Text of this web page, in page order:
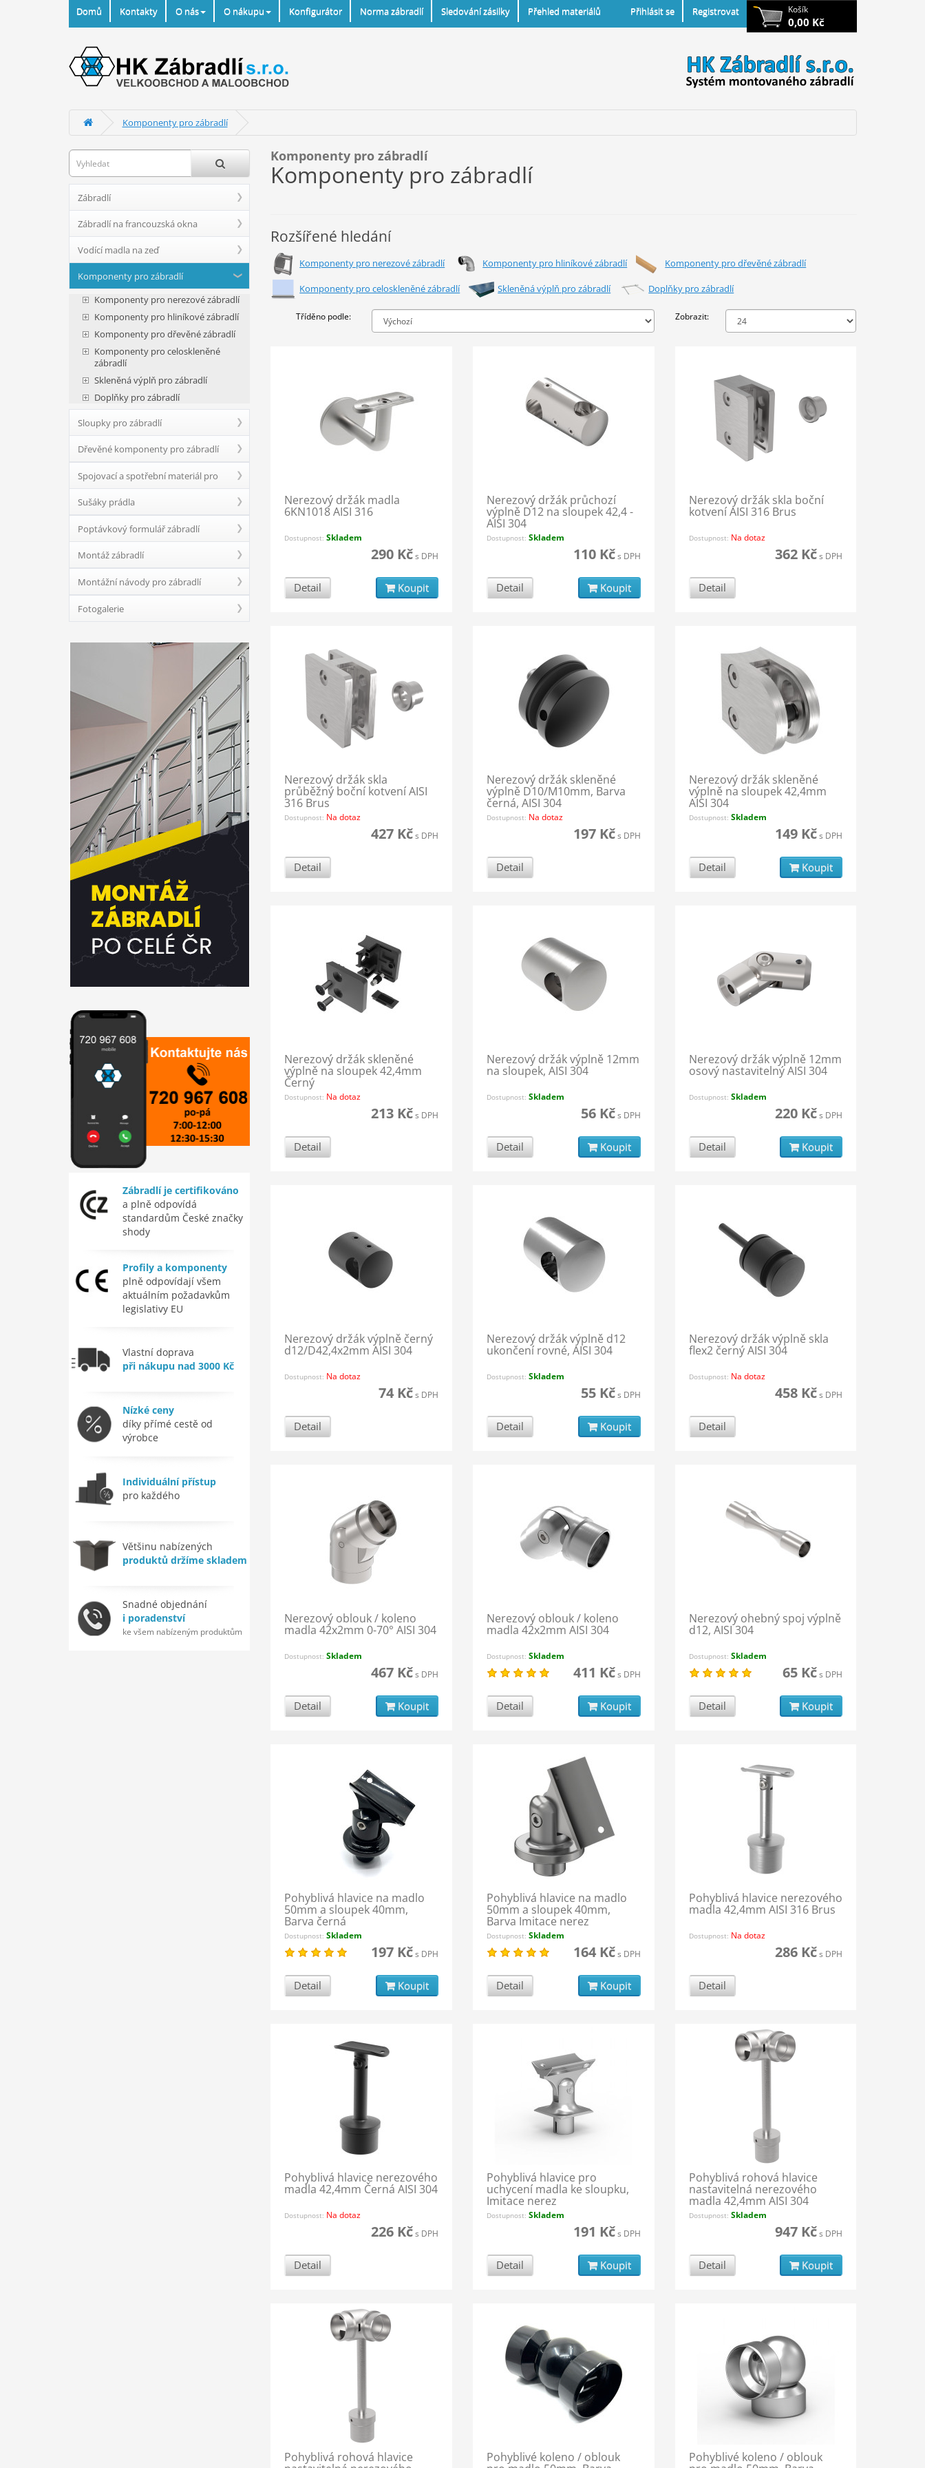
Košík
0,00 Kč
Domů Kontakty O nás O nákupu Konfigurátor Norma zábradlí Sledování zásilky Přehled materiálů Přihlásit se Registrovat
Komponenty pro zábradlí
Zábradlí
Zábradlí na francouzská okna
Vodící madla na zeď
Komponenty pro zábradlí
Komponenty pro nerezové zábradlí
Komponenty pro hliníkové zábradlí
Komponenty pro dřevěné zábradlí
Komponenty pro celoskleněné
zábradlí
Skleněná výplň pro zábradlí
Doplňky pro zábradlí
Sloupky pro zábradlí
Dřevěné komponenty pro zábradlí
Spojovací a spotřební materiál pro
zábradlí
Sušáky prádla
Poptávkový formulář zábradlí
Montáž zábradlí
Montážní návody pro zábradlí
Fotogalerie
Zábradlí je certifikováno
a plně odpovídá
standardům České značky
shody
Profily a komponenty
plně odpovídají všem
aktuálním požadavkům
legislativy EU
Vlastní doprava
při nákupu nad 3000 Kč
Nízké ceny
díky přímé cestě od
výrobce
Individuální přístup
pro každého
Většinu nabízených
produktů držíme skladem
Snadné objednání
i poradenství
ke všem nabízeným produktům
Komponenty pro zábradlí
Komponenty pro zábradlí
Rozšířené hledání
Komponenty pro nerezové zábradlí Komponenty pro hliníkové zábradlí Komponenty pro dřevěné zábradlí
Komponenty pro celoskleněné zábradlí Skleněná výplň pro zábradlí Doplňky pro zábradlí
Tříděno podle: Zobrazit:
Nerezový držák madla
6KN1018 AISI 316
Dostupnost:Skladem
290 Kčs DPH
Detail Koupit
Nerezový držák průchozí
výplně D12 na sloupek 42,4 -
AISI 304
Dostupnost: Skladem
110 Kčs DPH
Detail Koupit
Nerezový držák skla boční
kotvení AISI 316 Brus
Dostupnost: Na dotaz
362 Kčs DPH
Detail
Nerezový držák skla
průběžný boční kotvení AISI
316 Brus
Dostupnost: Na dotaz
427 Kčs DPH
Detail
Nerezový držák skleněné
výplně D10/M10mm, Barva
černá, AISI 304
Dostupnost: Na dotaz
197 Kčs DPH
Detail
Nerezový držák skleněné
výplně na sloupek 42,4mm
AISI 304
Dostupnost: Skladem
149 Kčs DPH
Detail Koupit
Nerezový držák skleněné
výplně na sloupek 42,4mm
Černý
Dostupnost: Na dotaz
213 Kčs DPH
Detail
Nerezový držák výplně 12mm
na sloupek, AISI 304
Dostupnost: Skladem
56 Kčs DPH
Detail Koupit
Nerezový držák výplně 12mm
osový nastavitelný AISI 304
Dostupnost: Skladem
220 Kčs DPH
Detail Koupit
Nerezový držák výplně černý
d12/D42,4x2mm AISI 304
Dostupnost: Na dotaz
74 Kčs DPH
Detail
Nerezový držák výplně d12
ukončení rovné, AISI 304
Dostupnost: Skladem
55 Kčs DPH
Detail Koupit
Nerezový držák výplně skla
flex2 černý AISI 304
Dostupnost: Na dotaz
458 Kčs DPH
Detail
Nerezový oblouk / koleno
madla 42x2mm 0-70° AISI 304
Dostupnost:Skladem
467 Kčs DPH
Detail Koupit
Nerezový oblouk / koleno
madla 42x2mm AISI 304
Dostupnost: Skladem
411 Kčs DPH
Detail Koupit
Nerezový ohebný spoj výplně
d12, AISI 304
Dostupnost: Skladem
65 Kčs DPH
Detail Koupit
Pohyblivá hlavice na madlo
50mm a sloupek 40mm,
Barva černá
Dostupnost:Skladem
197 Kčs DPH
Detail Koupit
Pohyblivá hlavice na madlo
50mm a sloupek 40mm,
Barva Imitace nerez
Dostupnost: Skladem
164 Kčs DPH
Detail Koupit
Pohyblivá hlavice nerezového
madla 42,4mm AISI 316 Brus
Dostupnost: Na dotaz
286 Kčs DPH
Detail
Pohyblivá hlavice nerezového
madla 42,4mm Černá AISI 304
Dostupnost: Na dotaz
226 Kčs DPH
Detail
Pohyblivá hlavice pro
uchycení madla ke sloupku,
Imitace nerez
Dostupnost: Skladem
191 Kčs DPH
Detail Koupit
Pohyblivá rohová hlavice
nastavitelná nerezového
madla 42,4mm AISI 304
Dostupnost: Skladem
947 Kčs DPH
Detail Koupit
Pohyblivá rohová hlavice Pohyblivé koleno / oblouk Pohyblivé koleno / oblouk